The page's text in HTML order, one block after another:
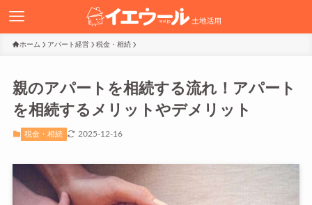
ホーム アパート経営 税金・相続
親のアパートを相続する流れ！アパート
を相続するメリットやデメリット
税金・相続 2025-12-16